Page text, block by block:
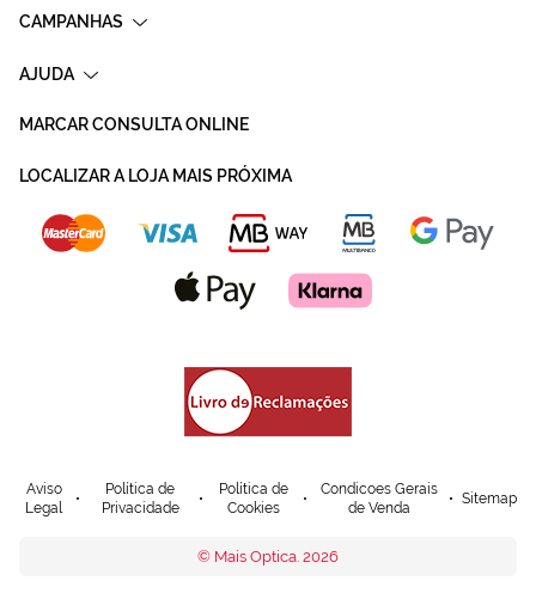
CAMPANHAS
AJUDA
MARCAR CONSULTA ONLINE
LOCALIZAR A LOJA MAIS PRÓXIMA
Aviso
Legal
Política de
Privacidade
Política de
Cookies
Condicoes Gerais
de Venda
Sitemap
© Mais Optica. 2026